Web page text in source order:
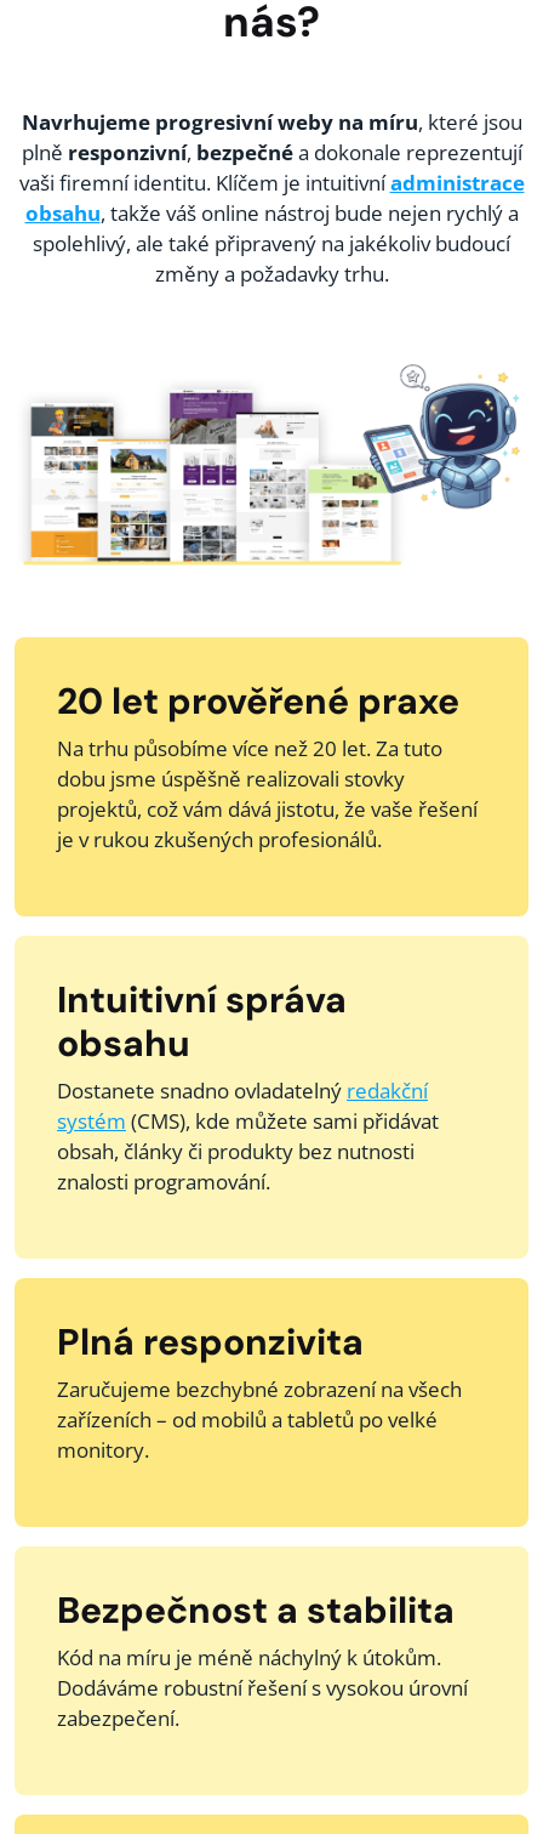
nás?
Navrhujeme progresivní weby na míru, které jsou
plně responzivní, bezpečnéa dokonale reprezentují
vaši firemní identitu. Klíčem je intuitivníadministrace
obsahu, takže váš online nástroj bude nejen rychlý a
spolehlivý, ale také připravený na jakékoliv budoucí
změny a požadavky trhu.
20 let prověřené praxe
Na trhu působíme více než 20 let. Za tuto
dobu jsme úspěšně realizovali stovky
projektů, což vám dává jistotu, že vaše řešení
je v rukou zkušených profesionálů.
Intuitivní správa
obsahu
Dostanete snadno ovladatelný redakční
systém (CMS), kde můžete sami přidávat
obsah, články či produkty bez nutnosti
znalosti programování.
Plná responzivita
Zaručujeme bezchybné zobrazení na všech
zařízeních – od mobilů a tabletů po velké
monitory.
Bezpečnost a stabilita
Kód na míru je méně náchylný k útokům.
Dodáváme robustní řešení s vysokou úrovní
zabezpečení.